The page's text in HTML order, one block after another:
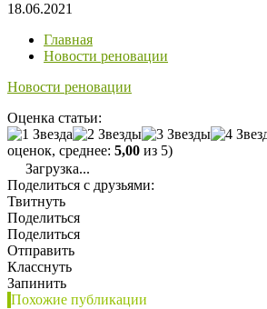
18.06.2021
Главная
Новости реновации
Новости реновации
Оценка статьи:
оценок, среднее: 5,00 из 5)
Загрузка...
Поделиться с друзьями:
Твитнуть
Поделиться
Поделиться
Отправить
Класснуть
Запинить
Похожие публикации